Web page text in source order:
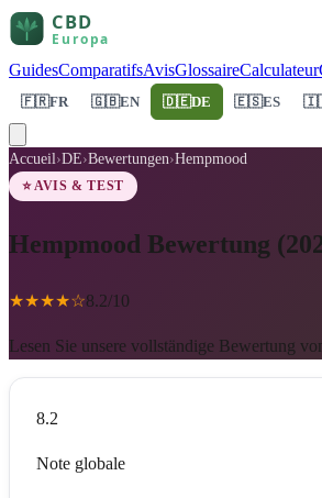
GuidesComparatifsAvisGlossaireCalculateur
🇫🇷FR 🇬🇧EN 🇩🇪DE 🇪🇸ES
Accueil›DE›Bewertungen›Hempmood
⭐ AVIS & TEST
Hempmood Bewertung
★★★★☆8.2/10
Lesen Sie unsere vollständige Bewertung
8.2
Note globale